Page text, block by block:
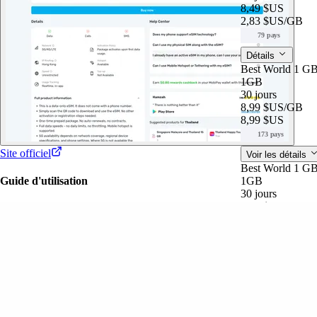
Site officiel
8,49 $US
2,83 $US/GB
79 pays
Détails
Best World 1 GB
1GB
30 jours
8,99 $US/GB
8,99 $US
173 pays
Voir les détails
Best World 1 GB
1GB
30 jours
8,99 $US
Guide d'utilisation